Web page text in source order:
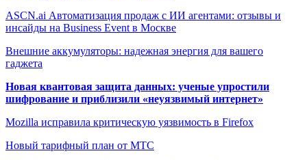
ASCN.ai Автоматизация продаж с ИИ агентами: отзывы и
инсайды на Business Event в Москве
Внешние аккумуляторы: надежная энергия для вашего
гаджета
Новая квантовая защита данных: ученые упростили
шифрование и приблизили «неуязвимый интернет»
Mozilla исправила критическую уязвимость в Firefox
Новый тарифный план от МТС